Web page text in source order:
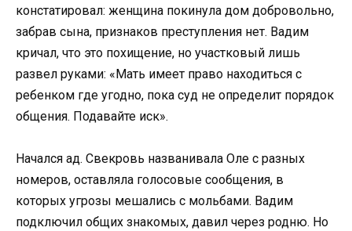
констатировал: женщина покинула дом добровольно,
забрав сына, признаков преступления нет. Вадим
кричал, что это похищение, но участковый лишь
развел руками: «Мать имеет право находиться с
ребенком где угодно, пока суд не определит порядок
общения. Подавайте иск».
Начался ад. Свекровь названивала Оле с разных
номеров, оставляла голосовые сообщения, в
которых угрозы мешались с мольбами. Вадим
подключил общих знакомых, давил через родню. Но